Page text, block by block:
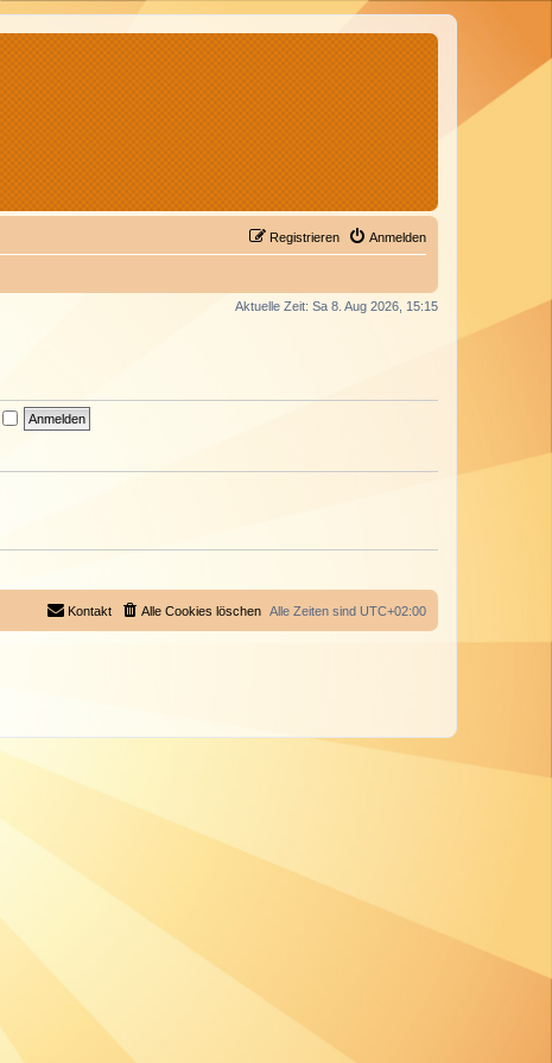
Anmelden
Registrieren
Aktuelle Zeit: Sa 8. Aug 2026, 15:15
Alle Zeiten sind UTC+02:00
Alle Cookies löschen
Kontakt